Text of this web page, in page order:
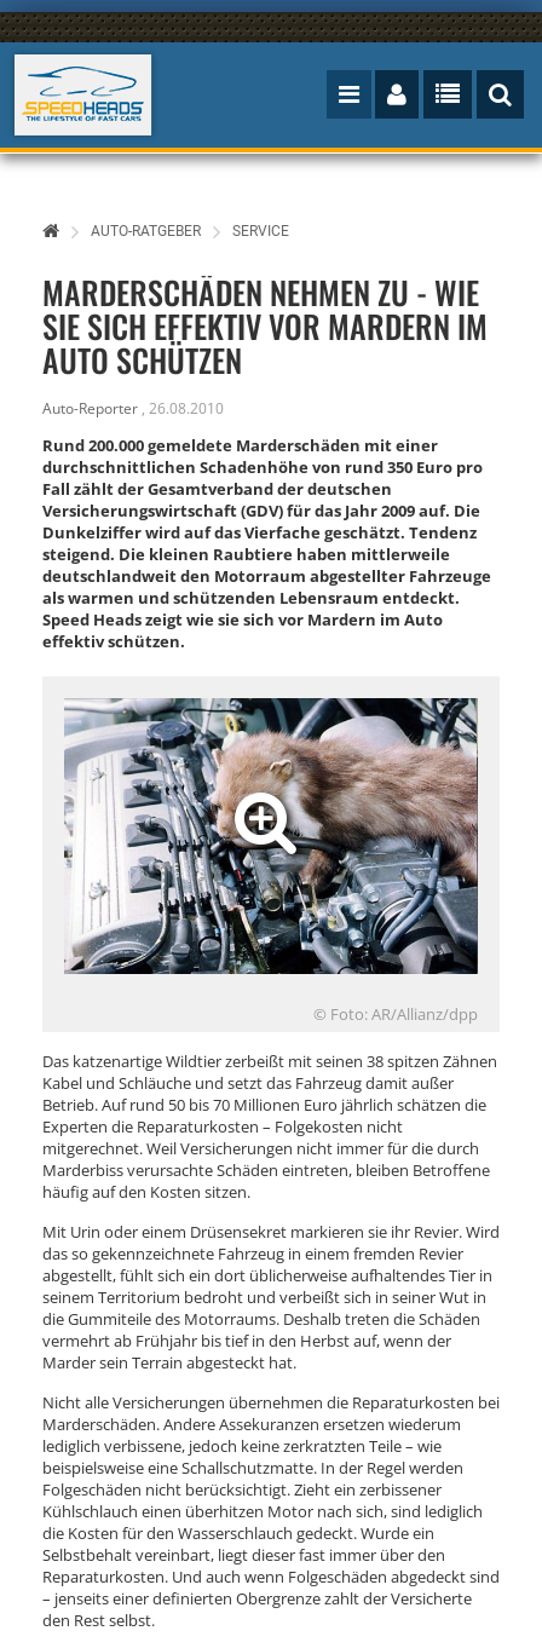
AUTO-RATGEBER SERVICE
MARDERSCHÄDEN NEHMEN ZU - WIE
SIE SICH EFFEKTIV VOR MARDERN IM
AUTO SCHÜTZEN
Auto-Reporter , 26.08.2010
Rund 200.000 gemeldete Marderschäden mit einer
durchschnittlichen Schadenhöhe von rund 350 Euro pro
Fall zählt der Gesamtverband der deutschen
Versicherungswirtschaft (GDV) für das Jahr 2009 auf. Die
Dunkelziffer wird auf das Vierfache geschätzt. Tendenz
steigend. Die kleinen Raubtiere haben mittlerweile
deutschlandweit den Motorraum abgestellter Fahrzeuge
als warmen und schützenden Lebensraum entdeckt.
Speed Heads zeigt wie sie sich vor Mardern im Auto
effektiv schützen.
© Foto: AR/Allianz/dpp
Das katzenartige Wildtier zerbeißt mit seinen 38 spitzen Zähnen
Kabel und Schläuche und setzt das Fahrzeug damit außer
Betrieb. Auf rund 50 bis 70 Millionen Euro jährlich schätzen die
Experten die Reparaturkosten – Folgekosten nicht
mitgerechnet. Weil Versicherungen nicht immer für die durch
Marderbiss verursachte Schäden eintreten, bleiben Betroffene
häufig auf den Kosten sitzen.
Mit Urin oder einem Drüsensekret markieren sie ihr Revier. Wird
das so gekennzeichnete Fahrzeug in einem fremden Revier
abgestellt, fühlt sich ein dort üblicherweise aufhaltendes Tier in
seinem Territorium bedroht und verbeißt sich in seiner Wut in
die Gummiteile des Motorraums. Deshalb treten die Schäden
vermehrt ab Frühjahr bis tief in den Herbst auf, wenn der
Marder sein Terrain abgesteckt hat.
Nicht alle Versicherungen übernehmen die Reparaturkosten bei
Marderschäden. Andere Assekuranzen ersetzen wiederum
lediglich verbissene, jedoch keine zerkratzten Teile – wie
beispielsweise eine Schallschutzmatte. In der Regel werden
Folgeschäden nicht berücksichtigt. Zieht ein zerbissener
Kühlschlauch einen überhitzen Motor nach sich, sind lediglich
die Kosten für den Wasserschlauch gedeckt. Wurde ein
Selbstbehalt vereinbart, liegt dieser fast immer über den
Reparaturkosten. Und auch wenn Folgeschäden abgedeckt sind
– jenseits einer definierten Obergrenze zahlt der Versicherte
den Rest selbst.